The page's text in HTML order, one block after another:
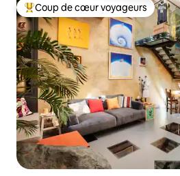
Coups de cœur voyageurs les plus
Coup de cœur voyageurs